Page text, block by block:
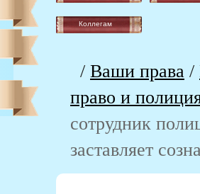
Коллегам
/ Ваши права /
право и
сотрудник
заставляет